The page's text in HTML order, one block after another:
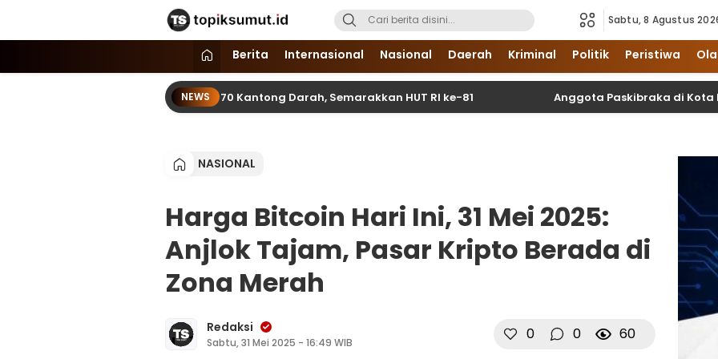
Topik Sumut
Memberitakan Seputar Informasi di Sumatera Utara dan Nasional
Sabtu, 8 Agustus
Berita Internasional Nasional Daerah Kriminal Politik Peristiwa
NEWS
dan SPN Hinai Kumpul 70 Kantong Darah, Semarakkan HUT RI ke-81 Anggota Paskibraka di Kota Binjai
NASIONAL
Harga Bitcoin Hari Ini, 31 Mei 2025:
Anjlok Tajam, Pasar Kripto Berada di
Zona Merah
Redaksi
Sabtu, 31 Mei 2025 - 16:49 WIB 0 0 60